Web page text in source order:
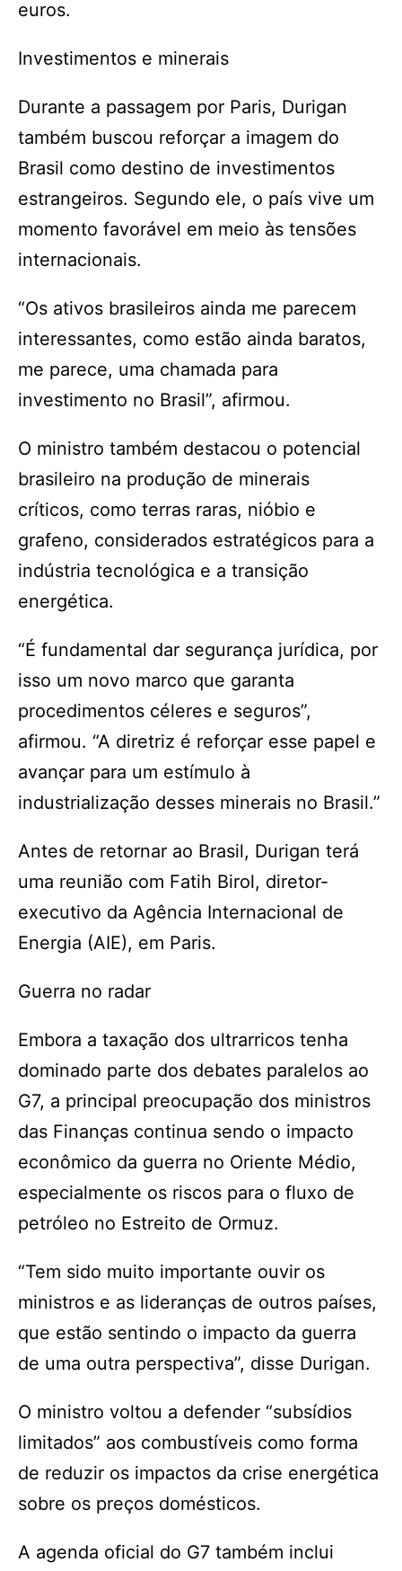
euros.
Investimentos e minerais
Durante a passagem por Paris, Durigan
também buscou reforçar a imagem do
Brasil como destino de investimentos
estrangeiros. Segundo ele, o país vive um
momento favorável em meio às tensões
internacionais.
“Os ativos brasileiros ainda me parecem
interessantes, como estão ainda baratos,
me parece, uma chamada para
investimento no Brasil”, afirmou.
O ministro também destacou o potencial
brasileiro na produção de minerais
críticos, como terras raras, nióbio e
grafeno, considerados estratégicos para a
indústria tecnológica e a transição
energética.
“É fundamental dar segurança jurídica, por
isso um novo marco que garanta
procedimentos céleres e seguros”,
afirmou. “A diretriz é reforçar esse papel e
avançar para um estímulo à
industrialização desses minerais no Brasil.”
Antes de retornar ao Brasil, Durigan terá
uma reunião com Fatih Birol, diretor-
executivo da Agência Internacional de
Energia (AIE), em Paris.
Guerra no radar
Embora a taxação dos ultrarricos tenha
dominado parte dos debates paralelos ao
G7, a principal preocupação dos ministros
das Finanças continua sendo o impacto
econômico da guerra no Oriente Médio,
especialmente os riscos para o fluxo de
petróleo no Estreito de Ormuz.
“Tem sido muito importante ouvir os
ministros e as lideranças de outros países,
que estão sentindo o impacto da guerra
de uma outra perspectiva”, disse Durigan.
O ministro voltou a defender “subsídios
limitados” aos combustíveis como forma
de reduzir os impactos da crise energética
sobre os preços domésticos.
A agenda oficial do G7 também inclui